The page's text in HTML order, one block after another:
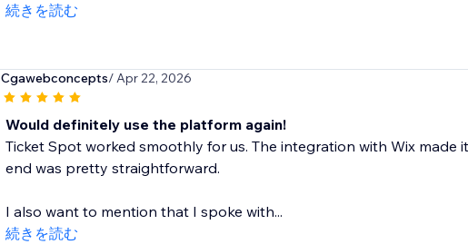
続きを読む
Cgawebconcepts/ Apr 22, 2026
Would definitely use the platform again!
Ticket Spot worked smoothly for us. The integration with Wix
end was pretty straightforward.
I also want to mention that I spoke with...
続きを読む